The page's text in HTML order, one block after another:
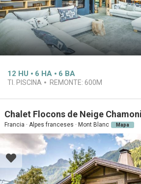
12 HU 6 HA 6 BA
TI. PISCINA REMONTE: 600M
Chalet Flocons de Neige
Francia · Alpes franceses · Mont Blanc Mapa